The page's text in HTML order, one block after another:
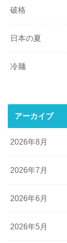
破格
日本の夏
冷麺
アーカイブ
2026年8月
2026年7月
2026年6月
2026年5月